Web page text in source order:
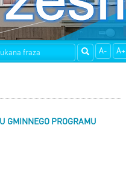
A- A+
GMINNEGO PROGRAMU